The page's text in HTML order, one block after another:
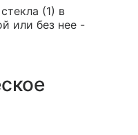
(1) в
или без нее -